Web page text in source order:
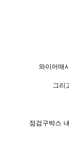
와이어매
그리
점검구박스 내